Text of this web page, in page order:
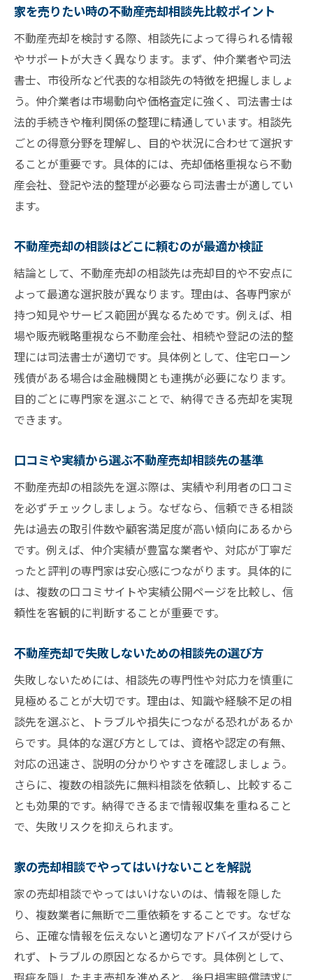
家を売りたい時の不動産売却相談先比較ポイント
不動産売却を検討する際、相談先によって得られる情報
やサポートが大きく異なります。まず、仲介業者や司法
書士、市役所など代表的な相談先の特徴を把握しましょ
う。仲介業者は市場動向や価格査定に強く、司法書士は
法的手続きや権利関係の整理に精通しています。相談先
ごとの得意分野を理解し、目的や状況に合わせて選択す
ることが重要です。具体的には、売却価格重視なら不動
産会社、登記や法的整理が必要なら司法書士が適してい
ます。
不動産売却の相談はどこに頼むのが最適か検証
結論として、不動産売却の相談先は売却目的や不安点に
よって最適な選択肢が異なります。理由は、各専門家が
持つ知見やサービス範囲が異なるためです。例えば、相
場や販売戦略重視なら不動産会社、相続や登記の法的整
理には司法書士が適切です。具体例として、住宅ローン
残債がある場合は金融機関とも連携が必要になります。
目的ごとに専門家を選ぶことで、納得できる売却を実現
できます。
口コミや実績から選ぶ不動産売却相談先の基準
不動産売却の相談先を選ぶ際は、実績や利用者の口コミ
を必ずチェックしましょう。なぜなら、信頼できる相談
先は過去の取引件数や顧客満足度が高い傾向にあるから
です。例えば、仲介実績が豊富な業者や、対応が丁寧だ
ったと評判の専門家は安心感につながります。具体的に
は、複数の口コミサイトや実績公開ページを比較し、信
頼性を客観的に判断することが重要です。
不動産売却で失敗しないための相談先の選び方
失敗しないためには、相談先の専門性や対応力を慎重に
見極めることが大切です。理由は、知識や経験不足の相
談先を選ぶと、トラブルや損失につながる恐れがあるか
らです。具体的な選び方としては、資格や認定の有無、
対応の迅速さ、説明の分かりやすさを確認しましょう。
さらに、複数の相談先に無料相談を依頼し、比較するこ
とも効果的です。納得できるまで情報収集を重ねること
で、失敗リスクを抑えられます。
家の売却相談でやってはいけないことを解説
家の売却相談でやってはいけないのは、情報を隠した
り、複数業者に無断で二重依頼をすることです。なぜな
ら、正確な情報を伝えないと適切なアドバイスが受けら
れず、トラブルの原因となるからです。具体例として、